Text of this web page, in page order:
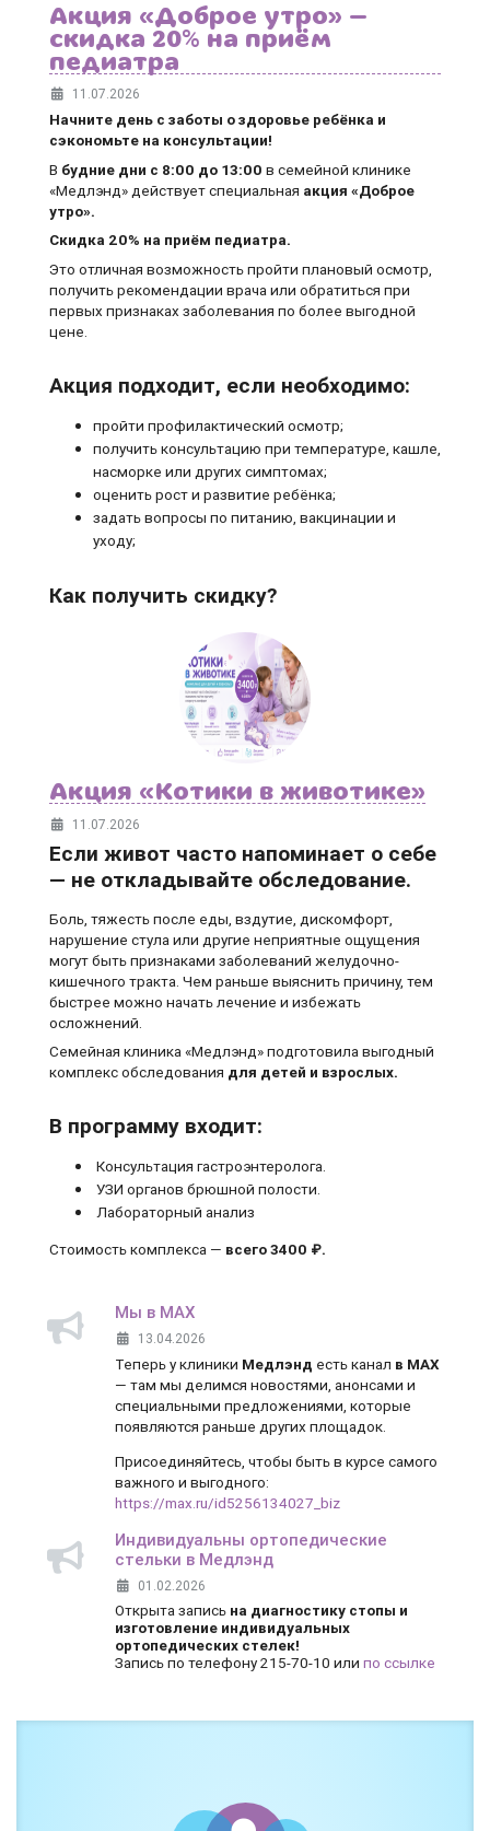
Акция «Доброе утро» —
скидка 20% на приём
педиатра
11.07.2026
Начните день с заботы о здоровье ребёнка и
сэкономьте на консультации!
В будние дни с 8:00 до 13:00 в семейной клинике
«Медлэнд» действует специальная акция «Доброе
утро».
Скидка 20% на приём педиатра.
Это отличная возможность пройти плановый осмотр,
получить рекомендации врача или обратиться при
первых признаках заболевания по более выгодной
цене.
Акция подходит, если необходимо:
пройти профилактический осмотр;
получить консультацию при температуре, кашле,
насморке или других симптомах;
оценить рост и развитие ребёнка;
задать вопросы по питанию, вакцинации и
уходу;
Как получить скидку?
Акция «Котики в животике»
11.07.2026
Если живот часто напоминает о себе
— не откладывайте обследование.
Боль, тяжесть после еды, вздутие, дискомфорт,
нарушение стула или другие неприятные ощущения
могут быть признаками заболеваний желудочно-
кишечного тракта. Чем раньше выяснить причину, тем
быстрее можно начать лечение и избежать
осложнений.
Семейная клиника «Медлэнд» подготовила выгодный
комплекс обследования для детей и взрослых.
В программу входит:
Консультация гастроэнтеролога.
УЗИ органов брюшной полости.
Лабораторный анализ
Стоимость комплекса — всего 3400 ₽.
Мы в MAX
13.04.2026
Теперь у клиники Медлэнд есть канал в MAX
— там мы делимся новостями, анонсами и
специальными предложениями, которые
появляются раньше других площадок.
Присоединяйтесь, чтобы быть в курсе самого
важного и выгодного:
https://max.ru/id5256134027_biz
Индивидуальны ортопедические
стельки в Медлэнд
01.02.2026
Открыта запись на диагностику стопы и
изготовление индивидуальных
ортопедических стелек!
Запись по телефону 215-70-10 или по ссылке